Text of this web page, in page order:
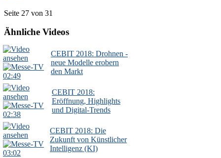
Seite 27 von 31
Ähnliche Videos
02:49
CEBIT 2018: Drohnen -
neue Modelle erobern
den Markt
02:38
CEBIT 2018:
Eröffnung, Highlights
und Digital-Trends
03:02
CEBIT 2018: Die
Zukunft von Künstlicher
Intelligenz (KI)